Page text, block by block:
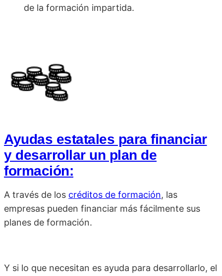
de la formación impartida.
Ayudas estatales para financiar
y desarrollar un plan de
formación:
A través de los créditos de formación, las
empresas pueden financiar más fácilmente sus
planes de formación.
Y si lo que necesitan es ayuda para desarrollarlo, el